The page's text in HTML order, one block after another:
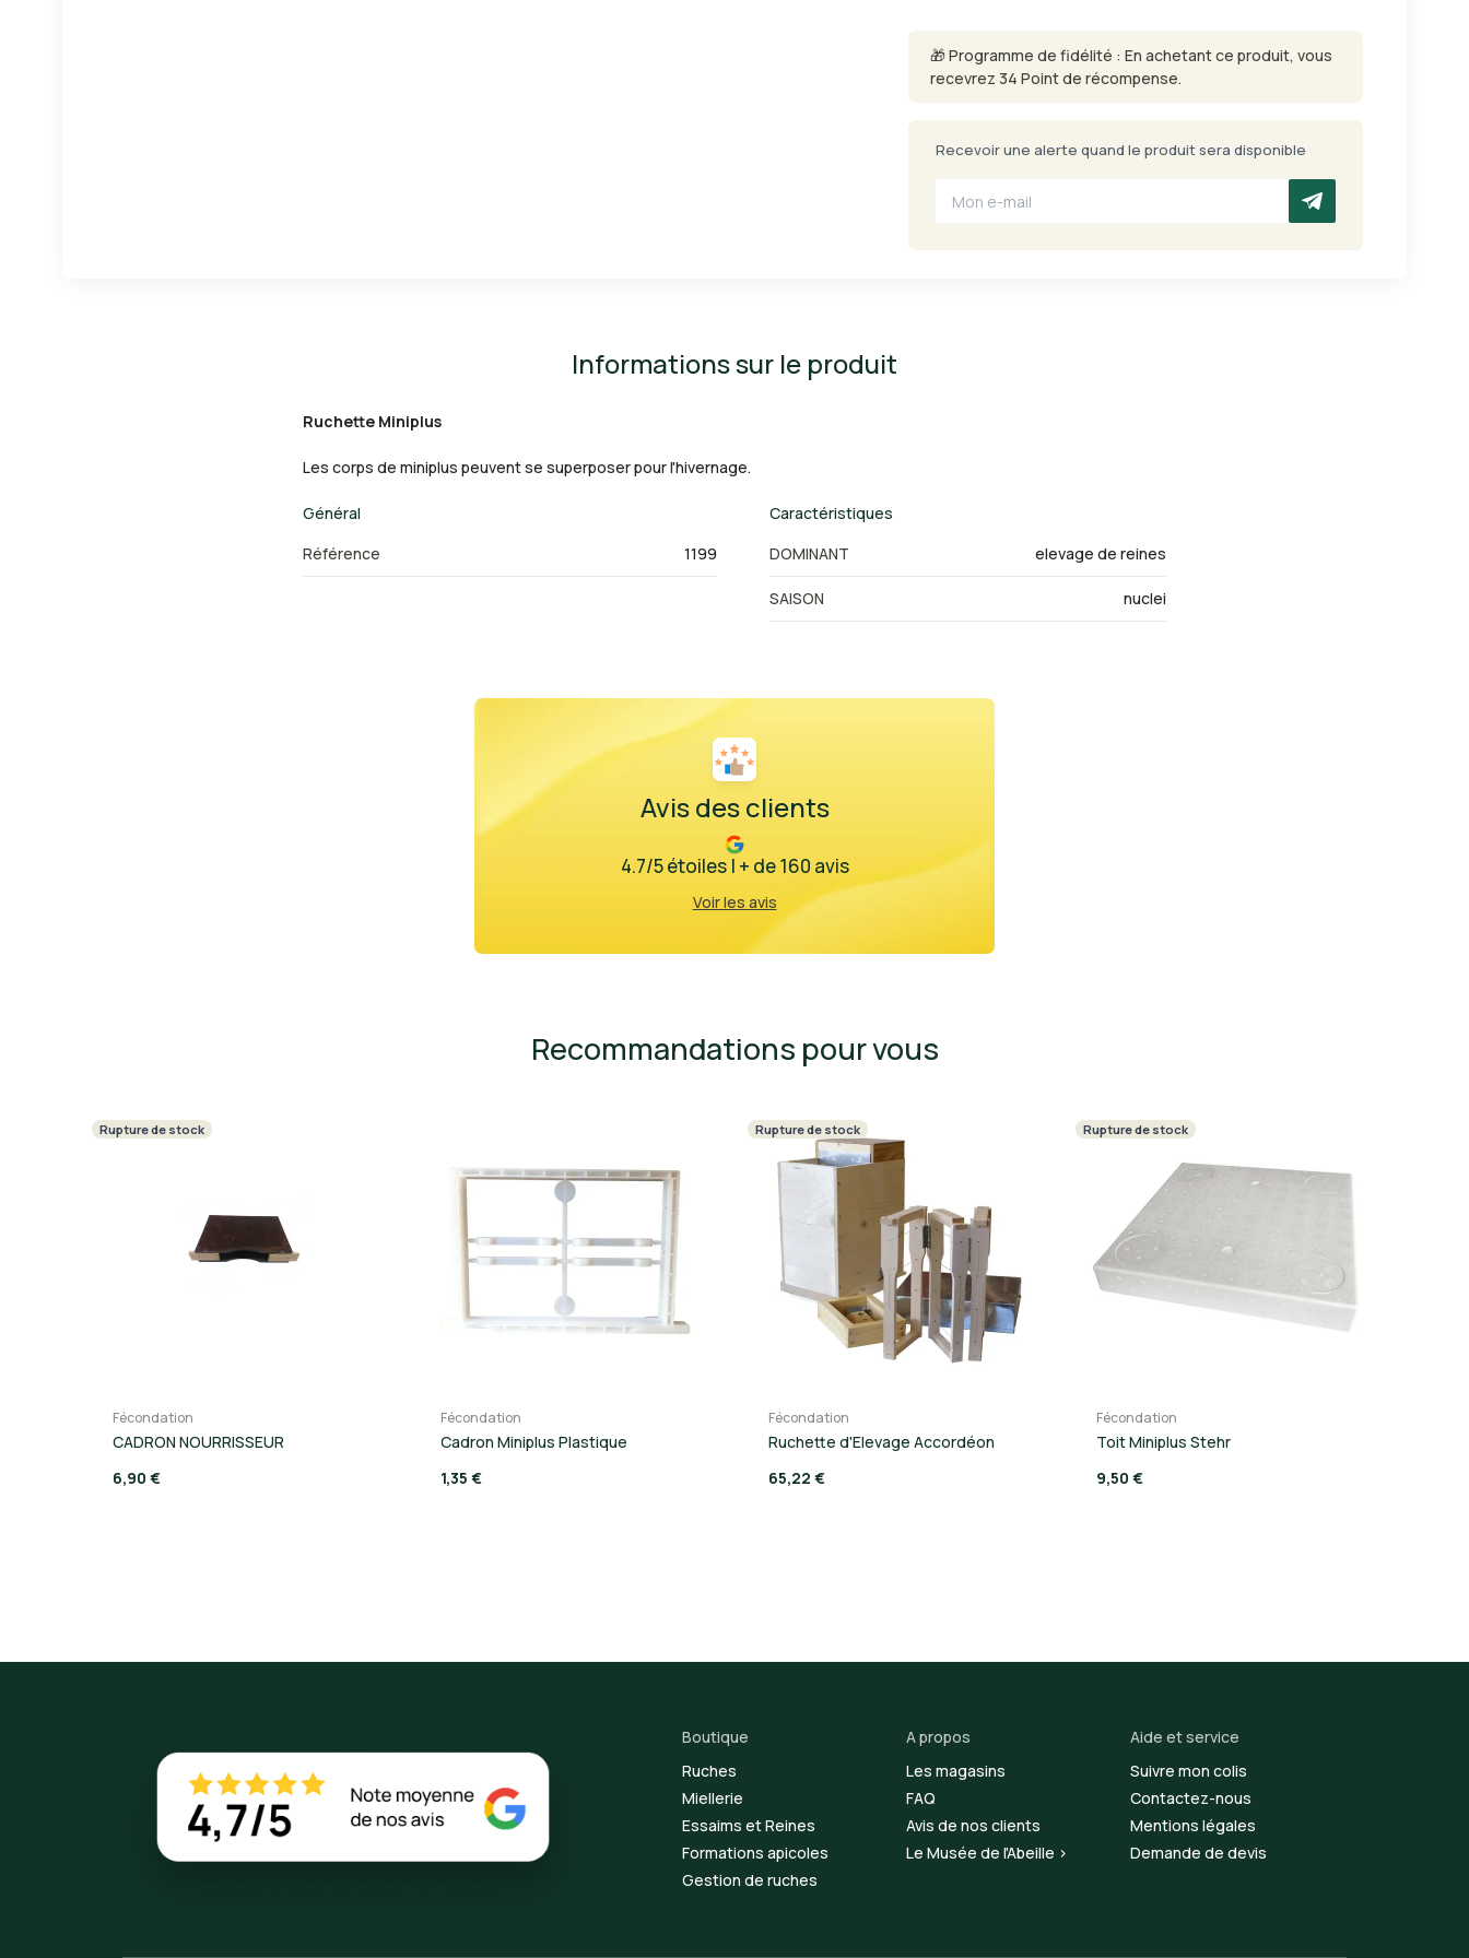
🎁 Programme de fidélité : En achetant ce produit, vous
recevrez 34 Point de récompense.
Recevoir une alerte quand le produit sera disponible
Informations sur le produit
Ruchette Miniplus
Les corps de miniplus peuvent se superposer pour l'hivernage.
Général
Référence
1199
Caractéristiques
DOMINANT
elevage de reines
SAISON nuclei
Avis des clients
4.7/5 étoiles | + de 160 avis
Voir les avis
Recommandations pour vous
Rupture de stock
Fécondation
CADRON NOURRISSEUR
6,90 €
Fécondation
Cadron Miniplus Plastique
1,35 €
Rupture de stock
Fécondation
Ruchette d'Elevage Accordéon
65,22 €
Rupture de stock
Fécondation
Toit Miniplus Stehr
9,50 €
Boutique
Ruches
Miellerie
Essaims et Reines
Formations apicoles
Gestion de ruches
A propos
Les magasins
FAQ
Avis de nos clients
Le Musée de l'Abeille >
Aide et service
Suivre mon colis
Contactez-nous
Mentions légales
Demande de devis